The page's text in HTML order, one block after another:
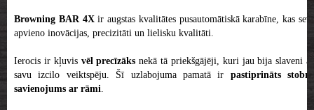
Browning BAR 4Xir augstas kvalitātes pusautomātiskā karabīne, kas sevī
apvieno inovācijas, precizitāti un lielisku kvalitāti.
Ierocis ir kļuvis vēl precīzāks nekā tā priekšgājēji, kuri jau bija slaveni ar
savu izcilo veiktspēju. Šī uzlabojuma pamatā ir pastiprināts stobra
savienojums ar rāmi